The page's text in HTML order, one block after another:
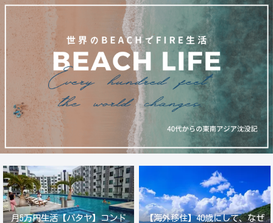
月5万円生活【パタヤ】コンド
【海外移住】40歳にして、なぜ